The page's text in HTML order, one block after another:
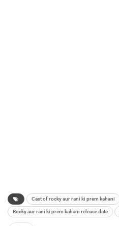
Cast of rocky aur rani ki prem kahani
Rocky aur rani ki prem kahani release date